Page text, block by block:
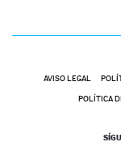
AVISO LEGAL
POLÍTICA